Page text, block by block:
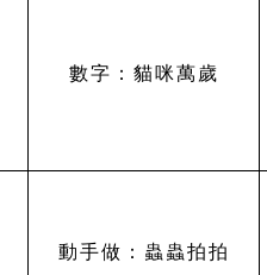
數字：貓咪萬歲
動手做：蟲蟲拍拍